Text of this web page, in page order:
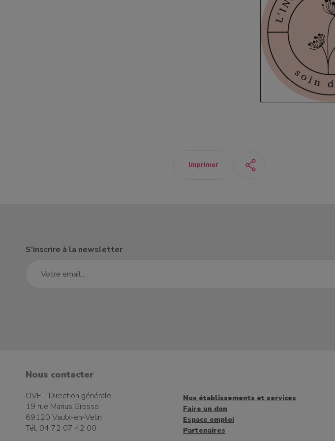
Imprimer
S'inscrire à la newsletter
Nous contacter
OVE - Direction générale
19 rue Marius Grosso
69120 Vaulx-en-Velin
Tél. 04 72 07 42 00
Nos établissements et services
Faire un don
Espace emploi
Partenaires